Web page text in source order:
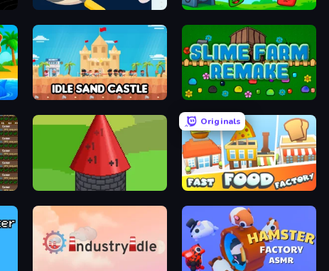
Lunar Atoms Tycoon Money Cannon
Idle Sand Castle Slime Farm Remake
Infinity Toower
Originals
Fast Food Factory